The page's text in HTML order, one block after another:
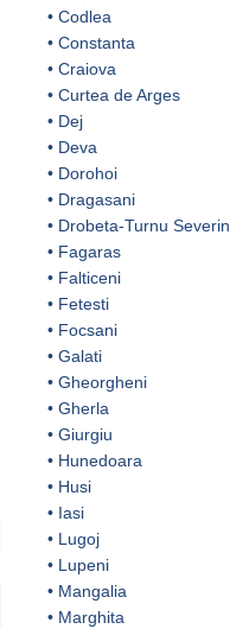
• Codlea
• Constanta
• Craiova
• Curtea de Arges
• Dej
• Deva
• Dorohoi
• Dragasani
• Drobeta-Turnu Severin
• Fagaras
• Falticeni
• Fetesti
• Focsani
• Galati
• Gheorgheni
• Gherla
• Giurgiu
• Hunedoara
• Husi
• Iasi
• Lugoj
• Lupeni
• Mangalia
• Marghita